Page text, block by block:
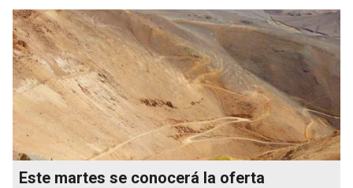
Este martes se conocerá la oferta